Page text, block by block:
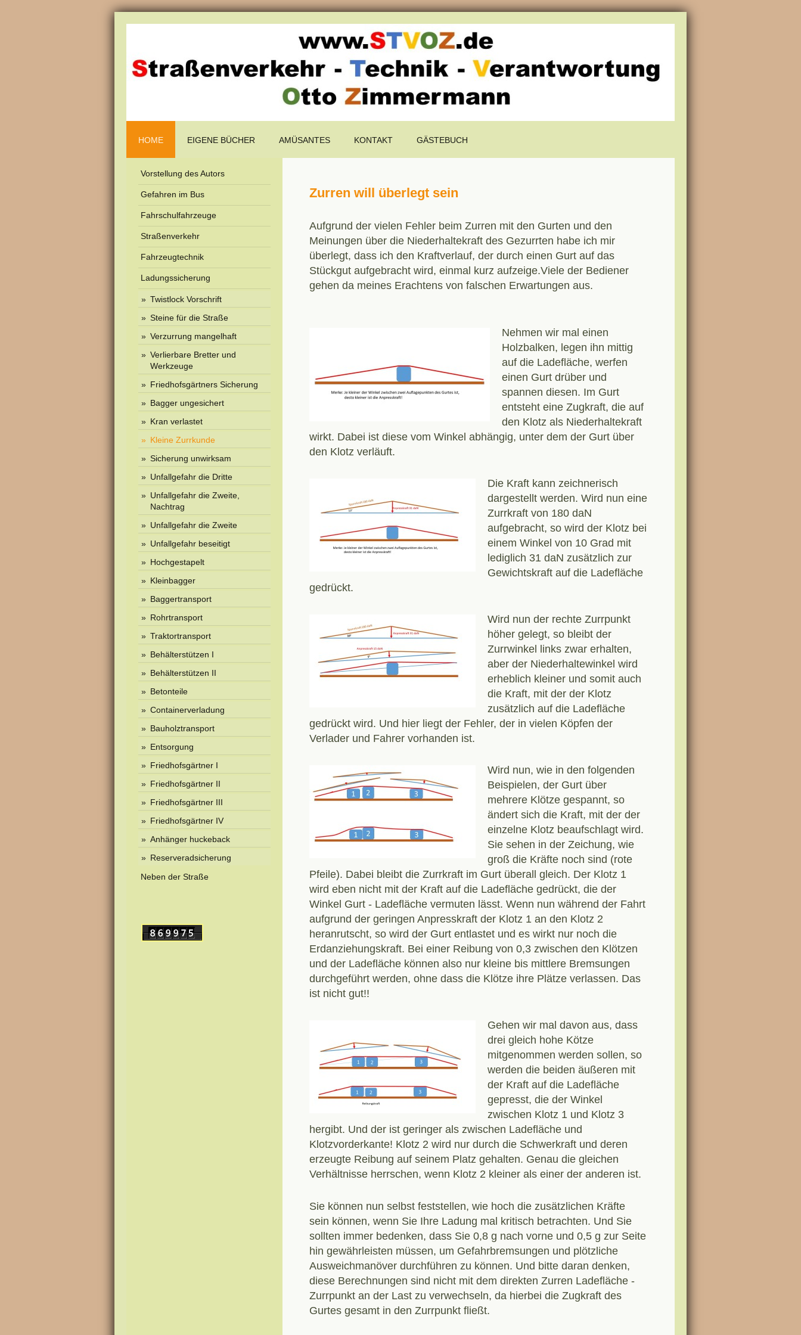
HOME EIGENE BÜCHER AMÜSANTES KONTAKT GÄSTEBUCH
Zurren will überlegt sein
Aufgrund der vielen Fehler beim Zurren mit den Gurten und den
Meinungen über die Niederhaltekraft des Gezurrten habe ich mir
überlegt, dass ich den Kraftverlauf, der durch einen Gurt auf das
Stückgut aufgebracht wird, einmal kurz aufzeige.Viele der Bediener
gehen da meines Erachtens von falschen Erwartungen aus.
Nehmen wir mal einen
Holzbalken, legen ihn mittig
auf die Ladefläche, werfen
einen Gurt drüber und
spannen diesen. Im Gurt
entsteht eine Zugkraft, die auf
den Klotz als Niederhaltekraft
wirkt. Dabei ist diese vom Winkel abhängig, unter dem der Gurt über
den Klotz verläuft.
Die Kraft kann zeichnerisch
dargestellt werden. Wird nun eine
Zurrkraft von 180 daN
aufgebracht, so wird der Klotz bei
einem Winkel von 10 Grad mit
lediglich 31 daN zusätzlich zur
Gewichtskraft auf die Ladefläche
gedrückt.
Wird nun der rechte Zurrpunkt
höher gelegt, so bleibt der
Zurrwinkel links zwar erhalten,
aber der Niederhaltewinkel wird
erheblich kleiner und somit auch
die Kraft, mit der der Klotz
zusätzlich auf die Ladefläche
gedrückt wird. Und hier liegt der Fehler, der in vielen Köpfen der
Verlader und Fahrer vorhanden ist.
Wird nun, wie in den folgenden
Beispielen, der Gurt über
mehrere Klötze gespannt, so
ändert sich die Kraft, mit der der
einzelne Klotz beaufschlagt wird.
Sie sehen in der Zeichung, wie
groß die Kräfte noch sind (rote
Pfeile). Dabei bleibt die Zurrkraft im Gurt überall gleich. Der Klotz 1
wird eben nicht mit der Kraft auf die Ladefläche gedrückt, die der
Winkel Gurt - Ladefläche vermuten lässt. Wenn nun während der Fahrt
aufgrund der geringen Anpresskraft der Klotz 1 an den Klotz 2
heranrutscht, so wird der Gurt entlastet und es wirkt nur noch die
Erdanziehungskraft. Bei einer Reibung von 0,3 zwischen den Klötzen
und der Ladefläche können also nur kleine bis mittlere Bremsungen
durchgeführt werden, ohne dass die Klötze ihre Plätze verlassen. Das
ist nicht gut!!
Gehen wir mal davon aus, dass
drei gleich hohe Kötze
mitgenommen werden sollen, so
werden die beiden äußeren mit
der Kraft auf die Ladefläche
gepresst, die der Winkel
zwischen Klotz 1 und Klotz 3
hergibt. Und der ist geringer als zwischen Ladefläche und
Klotzvorderkante! Klotz 2 wird nur durch die Schwerkraft und deren
erzeugte Reibung auf seinem Platz gehalten. Genau die gleichen
Verhältnisse herrschen, wenn Klotz 2 kleiner als einer der anderen ist.
Sie können nun selbst feststellen, wie hoch die zusätzlichen Kräfte
sein können, wenn Sie Ihre Ladung mal kritisch betrachten. Und Sie
sollten immer bedenken, dass Sie 0,8 g nach vorne und 0,5 g zur Seite
hin gewährleisten müssen, um Gefahrbremsungen und plötzliche
Ausweichmanöver durchführen zu können. Und bitte daran denken,
diese Berechnungen sind nicht mit dem direkten Zurren Ladefläche -
Zurrpunkt an der Last zu verwechseln, da hierbei die Zugkraft des
Gurtes gesamt in den Zurrpunkt fließt.
Vorstellung des Autors
Gefahren im Bus
Fahrschulfahrzeuge
Straßenverkehr
Fahrzeugtechnik
Ladungssicherung
Twistlock Vorschrift
Steine für die Straße
Verzurrung mangelhaft
Verlierbare Bretter und
Werkzeuge
Friedhofsgärtners Sicherung
Bagger ungesichert
Kran verlastet
Kleine Zurrkunde
Sicherung unwirksam
Unfallgefahr die Dritte
Unfallgefahr die Zweite,
Nachtrag
Unfallgefahr die Zweite
Unfallgefahr beseitigt
Hochgestapelt
Kleinbagger
Baggertransport
Rohrtransport
Traktortransport
Behälterstützen I
Behälterstützen II
Betonteile
Containerverladung
Bauholztransport
Entsorgung
Friedhofsgärtner I
Friedhofsgärtner II
Friedhofsgärtner III
Friedhofsgärtner IV
Anhänger huckeback
Reserveradsicherung
Neben der Straße